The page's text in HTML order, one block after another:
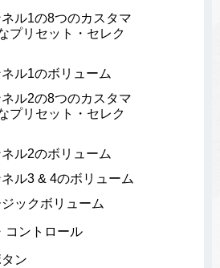
ル1の8つのカスタマ
プリセット・セレク
ル1のボリューム
ル2の8つのカスタマ
プリセット・セレク
ル2のボリューム
ル3 & 4のボリューム
ジックボリューム
コントロール
ン